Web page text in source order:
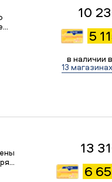
10
5
в наличии в
13 магазинах
13
6